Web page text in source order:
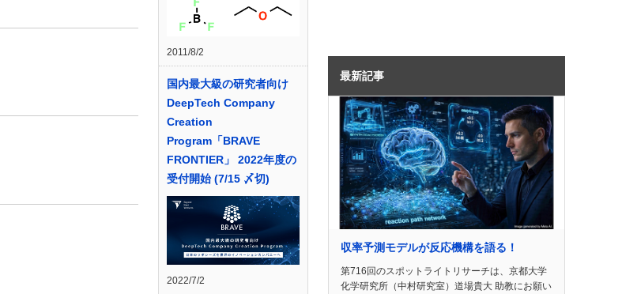
2011/8/2
国内最大級の研究者向け
DeepTech Company
Creation
Program「BRAVE
FRONTIER」 2022年度の
受付開始 (7/15 〆切)
2022/7/2
最新記事
収率予測モデルが反応機構を語る！
第716回のスポットライトリサーチは、京都大学
化学研究所（中村研究室）道場貴大 助教にお願い